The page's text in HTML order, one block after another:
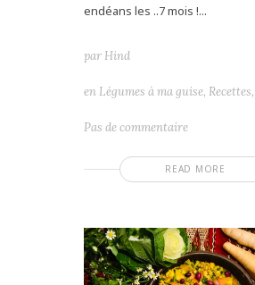
endéans les ..7 mois !...
READ MORE
par Hind
en Légumes à ma guise, Recettes,
Pas de commentaire